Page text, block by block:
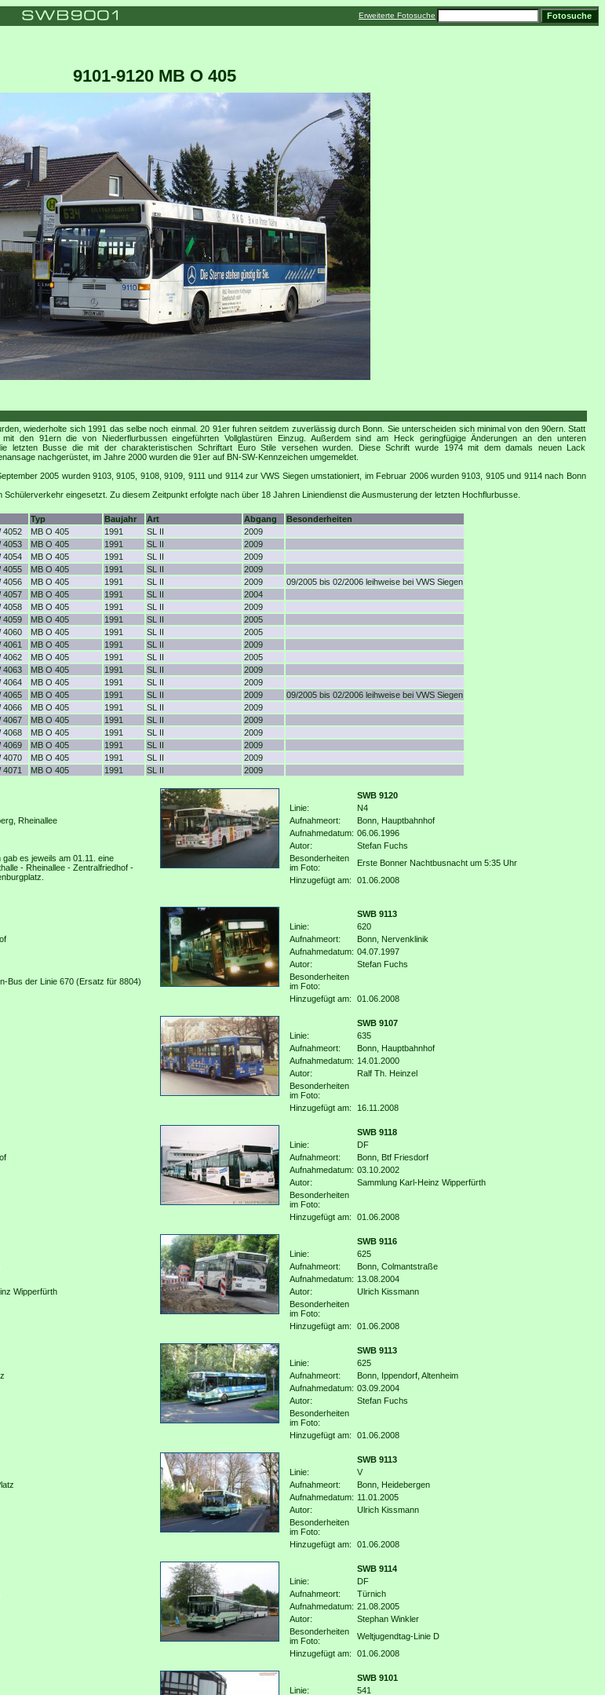
Erweiterte Fotosuche
9101-9120 MB O 405
wiederholte sich 1991 das selbe noch einmal. 20 91er fuhren seitdem zuverlässig durch Bonn. Sie unterscheiden sich minimal von den 90ern. Statt
den 91ern die von Niederflurbussen eingeführten Vollglastüren Einzug. Außerdem sind am Heck geringfügige Änderungen an den unteren
letzten Busse die mit der charakteristischen Schriftart Euro Stile versehen wurden. Diese Schrift wurde 1974 mit dem damals neuen Lack
nachgerüstet, im Jahre 2000 wurden die 91er auf BN-SW-Kennzeichen umgemeldet.
2005 wurden 9103, 9105, 9108, 9109, 9111 und 9114 zur VWS Siegen umstationiert, im Februar 2006 wurden 9103, 9105 und 9114 nach Bonn
eingesetzt. Zu diesem Zeitpunkt erfolgte nach über 18 Jahren Liniendienst die Ausmusterung der letzten Hochflurbusse.
Typ Baujahr Art Abgang
Besonderheiten
4052 MB O 405 1991 SL II
2009
4053 MB O 405 1991 SL II
2009
4054 MB O 405 1991 SL II
2009
4055 MB O 405 1991 SL II
2009
4056 MB O 405 1991 SL II 2009
09/2005 bis 02/2006 leihweise bei VWS Siegen
4057 MB O 405 1991 SL II
2004
4058 MB O 405 1991 SL II
2009
4059 MB O 405 1991 SL II
2005
4060 MB O 405 1991 SL II
2005
4061 MB O 405 1991 SL II
2009
4062 MB O 405 1991 SL II
2005
4063 MB O 405 1991 SL II
2009
4064 MB O 405 1991 SL II
2009
4065 MB O 405 1991 SL II 2009
09/2005 bis 02/2006 leihweise bei VWS Siegen
4066 MB O 405 1991 SL II
2009
4067 MB O 405 1991 SL II
2009
4068 MB O 405 1991 SL II
2009
4069 MB O 405 1991 SL II
2009
4070 MB O 405 1991 SL II
2009
4071 MB O 405 1991 SL II 2009
Rheinallee
es jeweils am 01.11. eine
- Rheinallee - Zentralfriedhof -
SWB 9120
Linie:
N4
Aufnahmeort:
Bonn, Hauptbahnhof
Aufnahmedatum: 06.06.1996
Autor:
Stefan Fuchs
Besonderheiten
im Foto:
Erste Bonner Nachtbusnacht um 5:35 Uhr
Hinzugefügt am:
01.06.2008
Bus der Linie 670 (Ersatz für 8804)
SWB 9113
Linie:
620
Aufnahmeort:
Bonn, Nervenklinik
Aufnahmedatum: 04.07.1997
Autor:
Stefan Fuchs
Besonderheiten
im Foto:
Hinzugefügt am:
01.06.2008
SWB 9107
Linie:
635
Aufnahmeort:
Bonn, Hauptbahnhof
Aufnahmedatum: 14.01.2000
Autor:
Ralf Th. Heinzel
Besonderheiten
im Foto:
Hinzugefügt am:
16.11.2008
SWB 9118
Linie:
DF
Aufnahmeort:
Bonn, Btf Friesdorf
Aufnahmedatum: 03.10.2002
Autor:
Sammlung Karl-Heinz Wipperfürth
Besonderheiten
im Foto:
Hinzugefügt am:
01.06.2008
Wipperfürth
SWB 9116
Linie:
625
Aufnahmeort:
Bonn, Colmantstraße
Aufnahmedatum: 13.08.2004
Autor:
Ulrich Kissmann
Besonderheiten
im Foto:
Hinzugefügt am:
01.06.2008
SWB 9113
Linie:
625
Aufnahmeort:
Bonn, Ippendorf, Altenheim
Aufnahmedatum: 03.09.2004
Autor:
Stefan Fuchs
Besonderheiten
im Foto:
Hinzugefügt am:
01.06.2008
SWB 9113
Linie:
V
Aufnahmeort:
Bonn, Heidebergen
Aufnahmedatum: 11.01.2005
Autor:
Ulrich Kissmann
Besonderheiten
im Foto:
Hinzugefügt am:
01.06.2008
SWB 9114
Linie:
DF
Aufnahmeort:
Türnich
Aufnahmedatum: 21.08.2005
Autor:
Stephan Winkler
Besonderheiten
im Foto:
Weltjugendtag-Linie D
Hinzugefügt am:
01.06.2008
SWB 9101
Linie:
541